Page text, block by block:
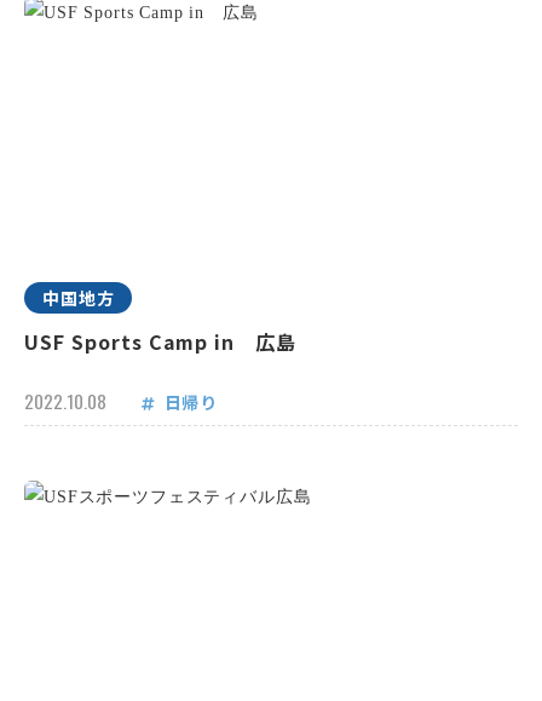
中国地方
USF Sports Camp in 広島
2022.10.08 日帰り